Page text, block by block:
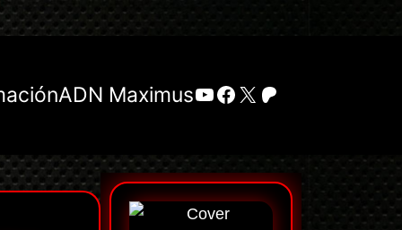
ADN MaximusYouTube
Facebook
X Patreon